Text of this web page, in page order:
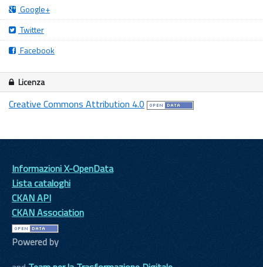
Google+
Twitter
Facebook
Licenza
Creative Commons Attribution 4.0
Informazioni X-OpenData
Lista cataloghi
CKAN API
CKAN Association
Powered by